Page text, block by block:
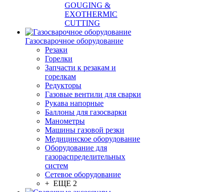
GOUGING &
EXOTHERMIC
CUTTING
Газосварочное оборудование
Резаки
Горелки
Запчасти к резакам и
горелкам
Редукторы
Газовые вентили для сварки
Рукава напорные
Баллоны для газосварки
Манометры
Машины газовой резки
Медицинское оборудование
Оборудование для
газораспределительных
систем
Сетевое оборудование
+ ЕЩЕ 2